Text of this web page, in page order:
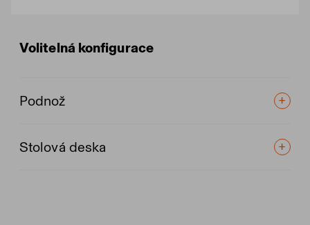
Volitelná konfigurace
Podnož
Stolová deska